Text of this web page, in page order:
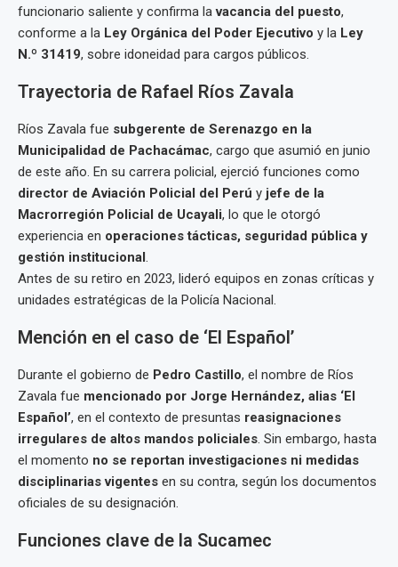
funcionario saliente y confirma lavacancia del puesto,
conforme a la Ley Orgánica del Poder Ejecutivo y la Ley
N.º 31419, sobre idoneidad para cargos públicos.
Trayectoria de Rafael Ríos Zavala
Ríos Zavala fue subgerente de Serenazgo en la
Municipalidad de Pachacámac, cargo que asumió en junio
de este año. En su carrera policial, ejerció funciones como
director de Aviación Policial del Perú y jefe de la
Macrorregión Policial de Ucayali, lo que le otorgó
experiencia en operaciones tácticas, seguridad pública y
gestión institucional.
Antes de su retiro en 2023, lideró equipos en zonas críticas y
unidades estratégicas de la Policía Nacional.
Mención en el caso de ‘El Español’
Durante el gobierno de Pedro Castillo, el nombre de Ríos
Zavala fue mencionado por Jorge Hernández, alias ‘El
Español’, en el contexto de presuntas reasignaciones
irregulares de altos mandos policiales. Sin embargo, hasta
el momento no se reportan investigaciones ni medidas
disciplinarias vigentes en su contra, según los documentos
oficiales de su designación.
Funciones clave de la Sucamec